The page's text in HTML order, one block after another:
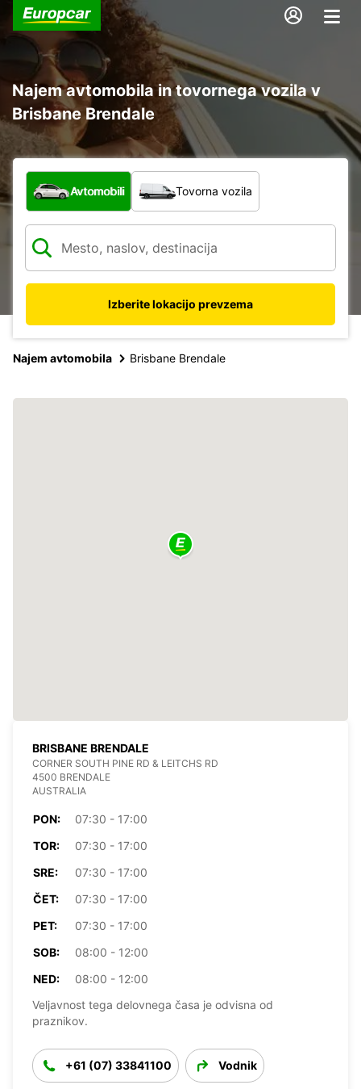
Najem avtomobila in tovornega vozila v
Brisbane Brendale
Katera vrsta vozila?
Avtomobili Tovorna vozila
Izberite lokacijo prevzema
Najem avtomobila Brisbane Brendale
BRISBANE BRENDALE
CORNER SOUTH PINE RD & LEITCHS RD
4500 BRENDALE
AUSTRALIA
PON:
07:30 - 17:00
TOR:
07:30 - 17:00
SRE:
07:30 - 17:00
ČET:
07:30 - 17:00
PET:
07:30 - 17:00
SOB:
08:00 - 12:00
NED:
08:00 - 12:00
Veljavnost tega delovnega časa je odvisna od
praznikov.
+61 (07) 33841100 Vodnik